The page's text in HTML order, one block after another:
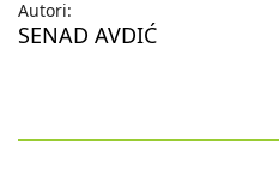
Autori:
SENAD AVDIĆ